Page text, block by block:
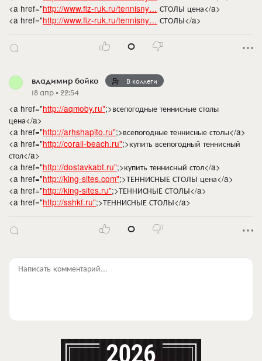
<a href="http://www.fiz-ruk.ru/tennisny… СТОЛЫ цена</a>
<a href="http://www.fiz-ruk.ru/tennisny… СТОЛЫ</a>
0
владимир бойко В коллеги
18 апр • 22:54
<a href="http://aqmoby.ru";>всепогодные теннисные столы
цена</a>
<a href="http://arhshapito.ru";>всепогодные теннисные столы</a>
<a href="http://corall-beach.ru";>купить всепогодный теннисный
стол</a>
<a href="http://dostavkabt.ru";>купить теннисный стол</a>
<a href="http://king-sites.com";>ТЕННИСНЫЕ СТОЛЫ цена</a>
<a href="http://king-sites.ru";>ТЕННИСНЫЕ СТОЛЫ</a>
<a href="http://sshkf.ru";>ТЕННИСНЫЕ СТОЛЫ</a>
0
Написать комментарий...